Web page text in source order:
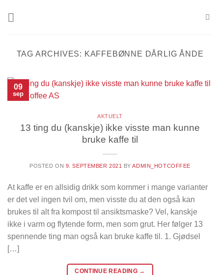
TAG ARCHIVES: KAFFEBØNNE DÅRLIG ÅNDE
09
sep
AKTUELT
13 ting du (kanskje) ikke visste man kunne
bruke kaffe til
POSTED ON 9. SEPTEMBER 2021 BYADMIN_HOTCOFFEE
At kaffe er en allsidig drikk som kommer i mange varianter
er det vel ingen tvil om, men visste du at den også kan
brukes til alt fra kompost til ansiktsmaske? Vel, kanskje
ikke i varm og flytende form, men som grut. Her følger 13
spennende ting man også kan bruke kaffe til. 1. Gjødsel
[…]
CONTINUE READING →